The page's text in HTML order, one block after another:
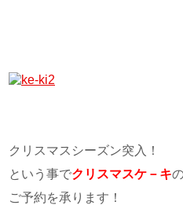
クリスマスシーズン突入！
という事でクリスマスケ－キ
ご予約を承ります！